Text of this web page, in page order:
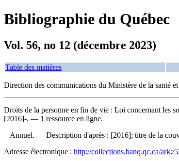
Bibliographie du Québec
Vol. 56, no 12 (décembre 2023)
Table des matières
Direction des communications du Ministère de la santé
Droits de la personne en fin de vie : Loi concernant les
[2016]-. — 1 ressource en ligne.
Annuel. — Description d'après : [2016]; titre de la
Adresse électronique : http://collections.banq.qc.ca/ark:/